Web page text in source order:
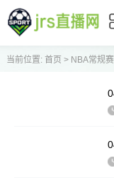
当前位置: 首页 > NBA常规赛